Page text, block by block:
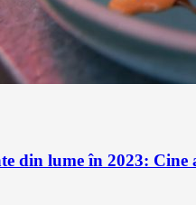
din lume în 2023: